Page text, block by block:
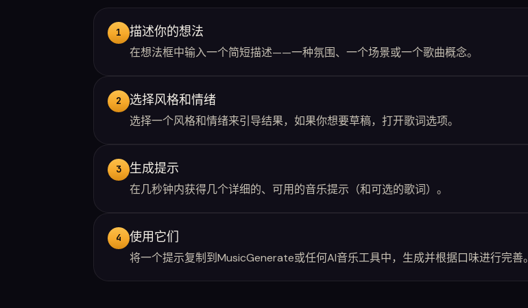
1 描述你的想法
在想法框中输入一个简短描述——一种氛围、一个场景或一个歌曲概念。
2 选择风格和情绪
选择一个风格和情绪来引导结果，如果你想要草稿，打开歌词选项。
3 生成提示
在几秒钟内获得几个详细的、可用的音乐提示（和可选的歌词）。
4 使用它们
将一个提示复制到MusicGenerate或任何AI音乐工具中，生成并根据口味进行完善。